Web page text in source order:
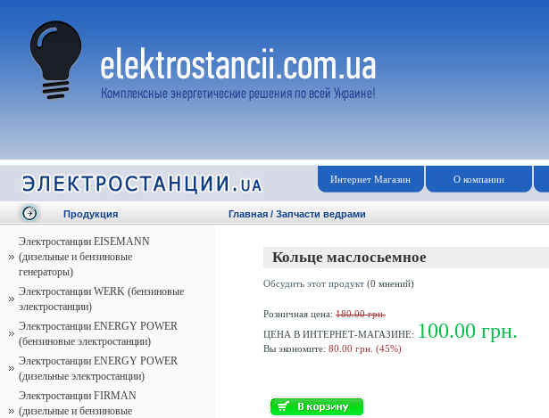
Интернет Магазин О компании
Продукция
Электростанции EISEMANN
(дизельные и бензиновые
генераторы)
Электростанции WERK (бензиновые
электростанции)
Электростанции ENERGY POWER
(бензиновые электростанции)
Электростанции ENERGY POWER
(дизельные электростанции)
Электростанции FIRMAN
(дизельные и бензиновые
Главная / Запчасти ведрами
Кольце маслосьемное
Обсудить этот продукт (0 мнений)
Розничная цена: 180.00 грн.
ЦЕНА В ИНТЕРНЕТ-МАГАЗИНЕ: 100.00 грн.
Вы экономите: 80.00 грн. (45%)